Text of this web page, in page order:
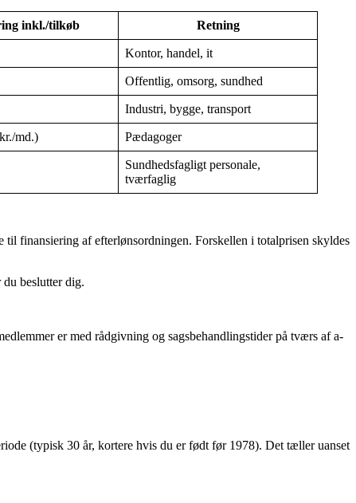
inkl./tilkøb Retning
Kontor, handel, it
Offentlig, omsorg, sundhed
Industri, bygge, transport
md.) Pædagoger
Sundhedsfagligt personale,
tværfaglig
finansiering af efterlønsordningen. Forskellen i totalprisen skyldes
beslutter dig.
er med rådgivning og sagsbehandlingstider på tværs af a-
(typisk 30 år, kortere hvis du er født før 1978). Det tæller uanset